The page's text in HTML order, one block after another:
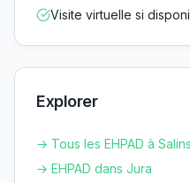
Visite virtuelle si
Explorer
→ Tous les EHPAD à
→ EHPAD dans Jura